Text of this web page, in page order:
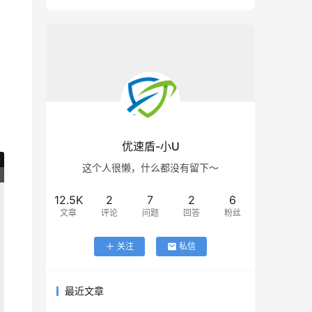
优速盾-小U
这个人很懒，什么都没有留下～
12.5K
文章
2
评论
7
问题
2
回答
6
粉丝
关注 私信
最近文章